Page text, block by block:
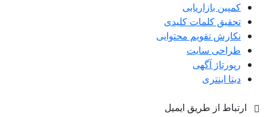
کمپین بازاریابی
تحقیق کلمات کلیدی
نکارش تقویم محتوایی
طراحی سایت
رپورتاژ آگهی
دیتا اینتری
ارتباط از طریق ایمیل